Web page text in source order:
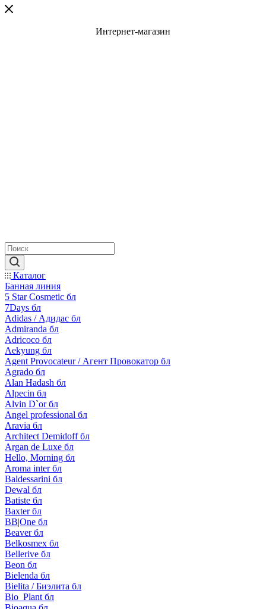
Интернет-магазин
Каталог
Банная линия
5 Star Cosmetic бл
7Days бл
Adidas / Адидас бл
Admiranda бл
Adricoco бл
Aekyung бл
Agent Provocateur / Агент Провокатор бл
Agrado бл
Alan Hadash бл
Alpecin бл
Alvin D`or бл
Angel professional бл
Aravia бл
Architect Demidoff бл
Argan de Luxe бл
Hello, Morning бл
Aroma inter бл
Baldessarini бл
Dewal бл
Batiste бл
Baxter бл
BB|One бл
Beaver бл
Belkosmex бл
Bellerive бл
Beon бл
Bielenda бл
Bielita / Биэлита бл
Bio_Plant бл